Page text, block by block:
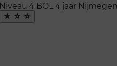
Niveau 4 BOL 4 jaar Nijmegen
Maak
favoriet